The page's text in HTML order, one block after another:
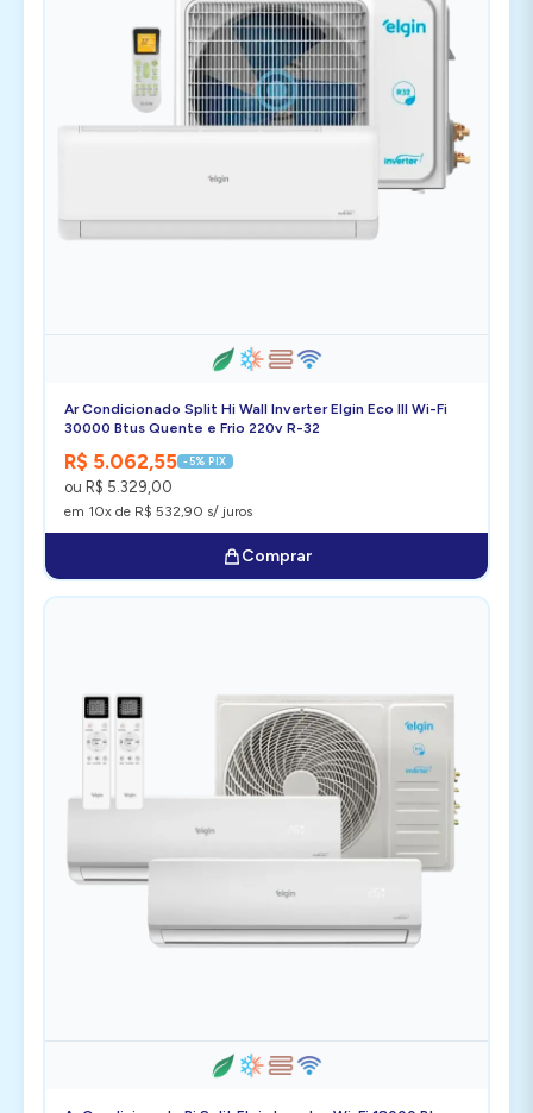
Ar Condicionado Split Hi Wall Inverter Elgin Eco III Wi-Fi
30000 Btus Quente e Frio 220v R-32
R$ 5.062,55 -5% PIX
ou R$ 5.329,00
em 10x de R$ 532,90 s/ juros
Comprar